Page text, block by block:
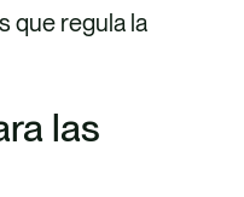
que regula la
las